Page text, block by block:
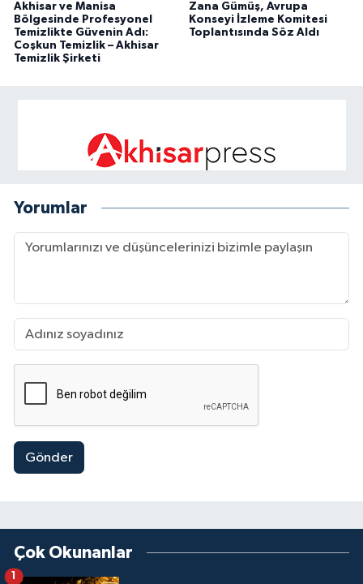
Akhisar ve Manisa
Bölgesinde Profesyonel
Temizlikte Güvenin Adı:
Coşkun Temizlik – Akhisar
Temizlik Şirketi
Zana Gümüş, Avrupa
Konseyi İzleme Komitesi
Toplantısında Söz Aldı
Yorumlar
Gönder
Çok Okunanlar
1